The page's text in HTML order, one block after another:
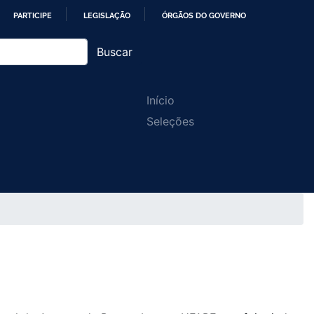
PARTICIPE LEGISLAÇÃO ÓRGÃOS DO GOVERNO
Buscar
Main
navigation
Início
Seleções